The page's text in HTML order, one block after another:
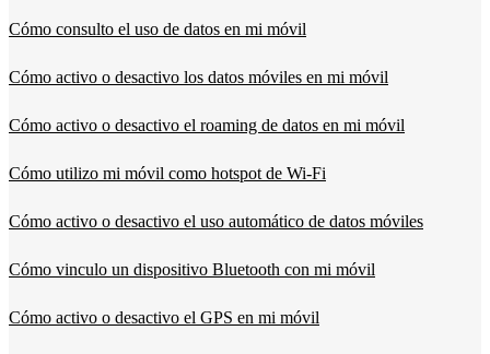
Cómo consulto el uso de datos en mi móvil
Cómo activo o desactivo los datos móviles en mi móvil
Cómo activo o desactivo el roaming de datos en mi móvil
Cómo utilizo mi móvil como hotspot de Wi-Fi
Cómo activo o desactivo el uso automático de datos móviles
Cómo vinculo un dispositivo Bluetooth con mi móvil
Cómo activo o desactivo el GPS en mi móvil